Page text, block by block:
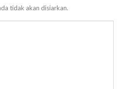
tidak akan disiarkan.